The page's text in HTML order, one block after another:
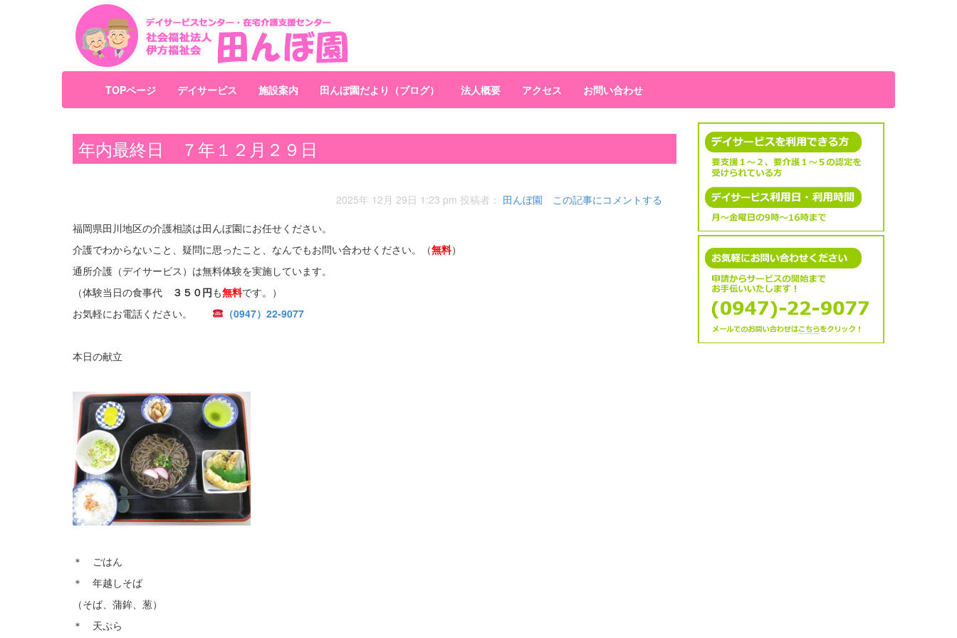
TOPページ デイサービス 施設案内 田んぼ園だより（ブログ） 法人概要 アクセス お問い合わせ
年内最終日 ７年１２月２９日
2025年 12月 29日 1:23 pm 投稿者： 田んぼ園
この記事にコメントする
福岡県田川地区の介護相談は田んぼ園にお任せください。
介護でわからないこと、疑問に思ったこと、なんでもお問い合わせください。（無料）
通所介護（デイサービス）は無料体験を実施しています。
（体験当日の食事代
３５０円も無料です。）
お気軽にお電話ください。
（0947）22-9077
本日の献立
＊ ごはん
＊ 年越しそば
（そば、蒲鉾、葱）
＊ 天ぷら